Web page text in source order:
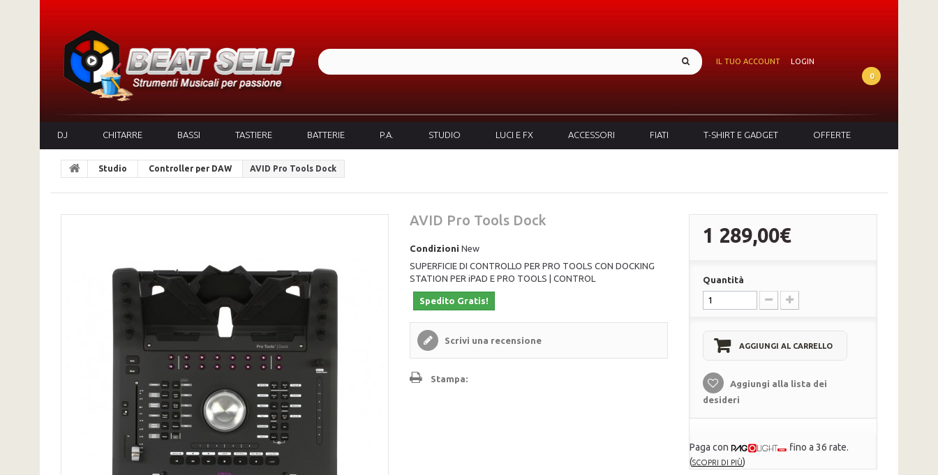
IL TUO ACCOUNT
LOGIN
0
DJ CHITARRE BASSI TASTIERE BATTERIE P.A. STUDIO LUCI E FX ACCESSORI FIATI T-SHIRT E GADGET OFFERTE
Studio Controller per DAW AVID Pro Tools Dock
AVID Pro Tools Dock
Condizioni New
SUPERFICIE DI CONTROLLO PER PRO TOOLS CON DOCKING
STATION PER iPAD E PRO TOOLS | CONTROL
Spedito Gratis!
Scrivi una recensione
Stampa:
1 289,00€
Quantità
AGGIUNGI AL CARRELLO
Aggiungi alla lista dei
desideri
Paga con
fino a 36 rate.
(SCOPRI DI PIÙ)